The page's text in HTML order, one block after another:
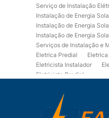
Serviço de Instalação
Instalação de Energia
Instalação de Energia
Instalação de Energia
Serviços de Instalação e
Eletrica Predial
Eletricista Instalador
Eletricista Predial
Eletricista Residencial
Eletricista Residencial E
Eletricistas de